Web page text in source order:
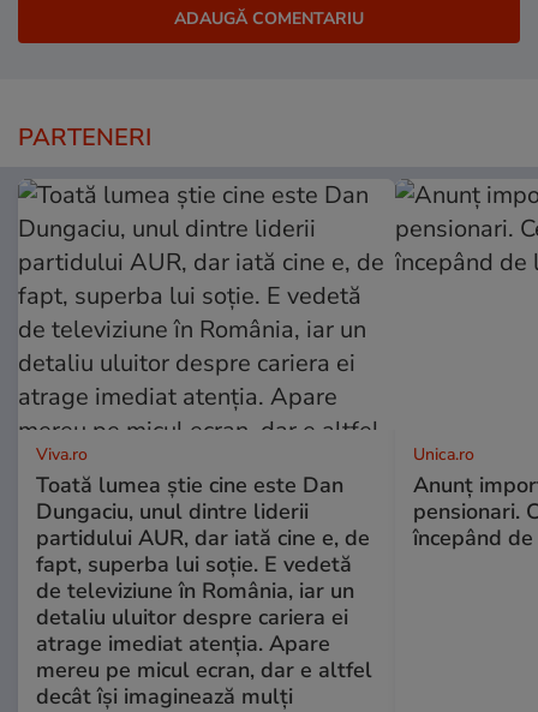
PARTENERI
Viva.ro
Toată lumea știe cine este Dan
Dungaciu, unul dintre liderii
partidului AUR, dar iată cine e, de
fapt, superba lui soție. E vedetă
de televiziune în România, iar un
detaliu uluitor despre cariera ei
atrage imediat atenția. Apare
mereu pe micul ecran, dar e altfel
decât își imaginează mulți
Unica.ro
Anunț
pensionari.
începând